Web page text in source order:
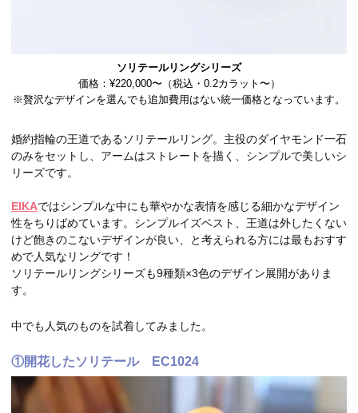
ソリテールリングシリーズ
価格：¥220,000〜（税込・0.2カラット〜）
※贅沢なデザインを選んでも追加費用はない統一価格となっています。
婚約指輪の王道であるソリテールリング。主役のダイヤモンド一石
のみをセットし、アームはストレートを描く、シンプルで美しいシ
リーズです。
EIKAではシンプルな中にも華やかな表情を感じる細かなデザイン
性をちりばめています。シンプルイズベスト、王道は外したくない
けど飽きのこないデザインが良い、と考えられる方には最もおすす
めで人気なリングです！
ソリテールリングシリーズも9種類×3色のデザイン展開がありま
す。
中でも人気のものを試着してみました。
①開花したソリテール EC1024